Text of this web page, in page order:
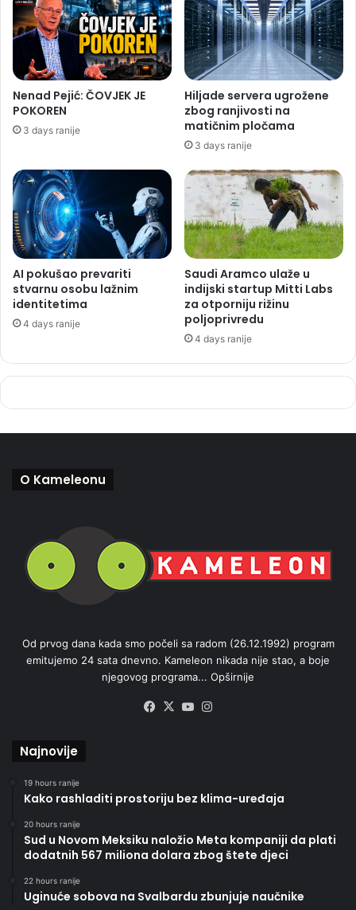
Nenad Pejić: ČOVJEK JE
POKOREN
3 days ranije
Hiljade servera ugrožene
zbog ranjivosti na
matičnim pločama
3 days ranije
AI pokušao prevariti
stvarnu osobu lažnim
identitetima
4 days ranije
Saudi Aramco ulaže u
indijski startup Mitti Labs
za otporniju rižinu
poljoprivredu
4 days ranije
O Kameleonu
Od prvog dana kada smo počeli sa radom (26.12.1992) program
emitujemo 24 sata dnevno. Kameleon nikada nije stao, a boje
njegovog programa... Opširnije
Facebook
X YouTube
Najnovije
19 hours ranije
Kako rashladiti prostoriju bez klima-uređaja
20 hours ranije
Sud u Novom Meksiku naložio Meta kompaniji da plati
dodatnih 567 miliona dolara zbog štete djeci
22 hours ranije
Uginuće sobova na Svalbardu zbunjuje naučnike